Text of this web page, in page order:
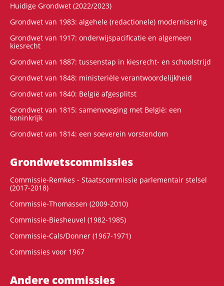
Huidige Grondwet (2022/2023)
Grondwet van 1983: algehele (redactionele) modernisering
Grondwet van 1917: onderwijspacificatie en algemeen
kiesrecht
Grondwet van 1887: tussenstap in kiesrecht- en schoolstrijd
Grondwet van 1848: ministeriële verantwoordelijkheid
Grondwet van 1840: België afgesplitst
Grondwet van 1815: samenvoeging met België: een
koninkrijk
Grondwet van 1814: een soeverein vorstendom
Grondwets­commissies
Commissie-Remkes - Staatscommissie parlementair stelsel
(2017-2018)
Commissie-Thomassen (2009-2010)
Commissie-Biesheuvel (1982-1985)
Commissie-Cals/Donner (1967-1971)
Commissies voor 1967
Andere commissies